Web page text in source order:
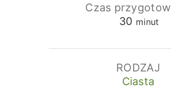
Czas
30minuty
minut
RODZAJ
Ciasta